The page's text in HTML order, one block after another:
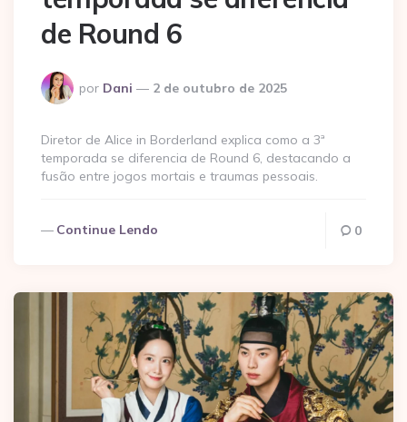
de Round 6
Postado
por
por Dani 2 de outubro de 2025
Diretor de Alice in Borderland explica como a 3ª
temporada se diferencia de Round 6, destacando a
fusão entre jogos mortais e traumas pessoais.
Continue Lendo 0